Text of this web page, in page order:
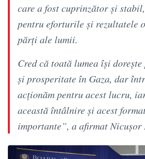
care a fost cuprinzător și
pentru eforturile și rezultatele
părți ale lumii.
Cred că toată lumea își
și prosperitate în Gaza, dar
acționăm pentru acest lucru,
această întâlnire și acest
importante”, a afirmat Nicușor